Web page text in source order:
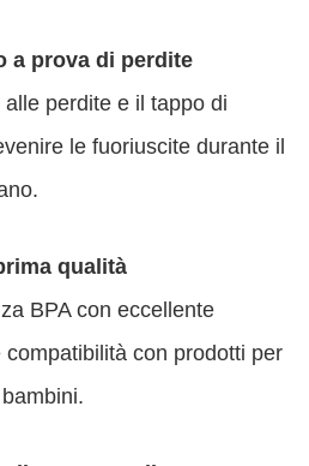
a prova di perdite
perdite e il tappo di
le fuoriuscite durante il
qualità
BPA con eccellente
con prodotti per